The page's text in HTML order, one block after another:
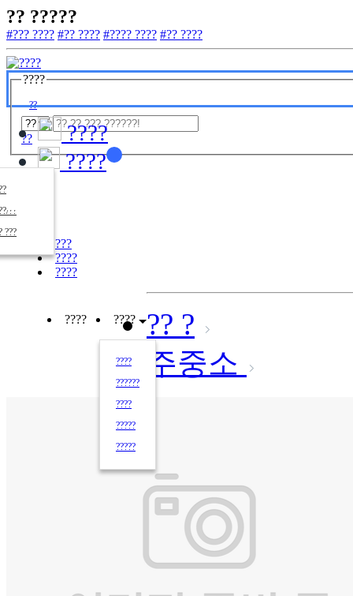
?? ?????
#??? ???? #?? ???? #???? ???? #?? ????
????
??
?? ????
??
???
????
????
???
????
????
???? ????
????
??????
????
?????
?????
?? ?
주중소